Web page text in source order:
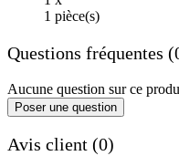
1 pièce(s)
Questions fréquentes
Aucune question sur ce
Poser une question
Avis client (0)